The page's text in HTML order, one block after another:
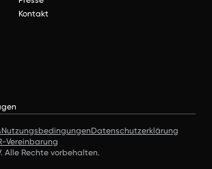
Kontakt
NutzungsbedingungenDatenschutzerklärung
Vereinbarung
Alle Rechte vorbehalten.